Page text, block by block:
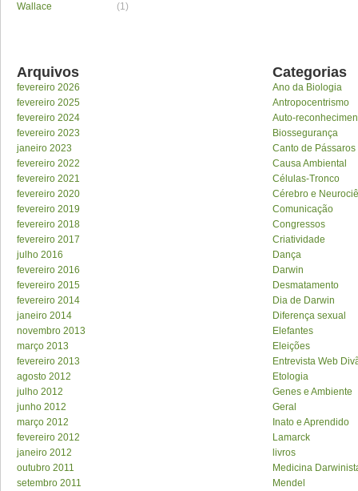
Wallace
(1)
Arquivos
fevereiro 2026
fevereiro 2025
fevereiro 2024
fevereiro 2023
janeiro 2023
fevereiro 2022
fevereiro 2021
fevereiro 2020
fevereiro 2019
fevereiro 2018
fevereiro 2017
julho 2016
fevereiro 2016
fevereiro 2015
fevereiro 2014
janeiro 2014
novembro 2013
março 2013
fevereiro 2013
agosto 2012
julho 2012
junho 2012
março 2012
fevereiro 2012
janeiro 2012
outubro 2011
setembro 2011
Categorias
Ano da Biologia
Antropocentrismo
Auto-
Biossegurança
Canto de Pássaros
Causa Ambiental
Células-Tronco
Cérebro e
Comunicação
Congressos
Criatividade
Dança
Darwin
Desmatamento
Dia de Darwin
Diferença sexual
Elefantes
Eleições
Entrevista Web
Etologia
Genes e Ambiente
Geral
Inato e Aprendido
Lamarck
livros
Medicina
Mendel